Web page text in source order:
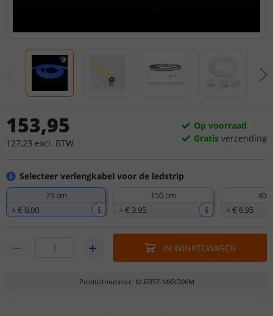
Selecteer verlengkabel voor de ledstrip
75 cm
+€ 0,00
150 cm
+€ 3,95
300
+€ 6,95
153,95
127,23 excl. BTW
Op voorraad
Gratis verzending
IN WINKELWAGEN
Productnummer: NLRBST-MXRD06M